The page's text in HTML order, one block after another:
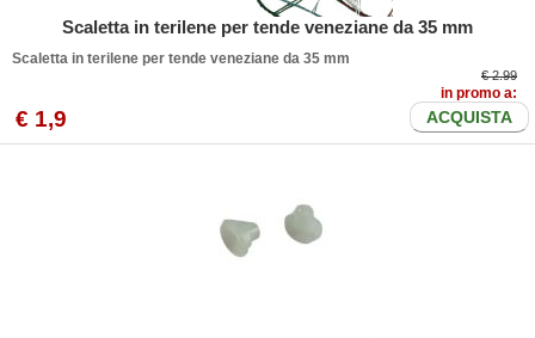
Scaletta in terilene per tende veneziane da 35 mm
Scaletta in terilene per tende veneziane da 35 mm
€ 2.99
in promo a:
€ 1,9 ACQUISTA